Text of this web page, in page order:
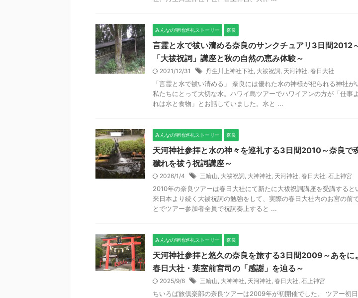
みんなの聖地巡礼ストーリー 奈良
言霊と水で祓い清める奈良のサンクチュアリ3日間2012
「大祓祝詞」講座と秋の自然の恵み体験～
2021/12/31 丹生川上神社下社, 大祓祝詞, 天河神社, 春日大社
「言霊と水で祓い清める」 奈良には優れた水の神様が祀られる神社が
私たちにとって大切な水。ハワイ島ツアーでハワイアンの方が「仕事
れは水と食物」とお話していました。水と ...
みんなの聖地巡礼ストーリー 奈良
天河神社参拝と水の神々を巡礼する3日間2010～奈良で
穢れを祓う祝詞講座～
2026/1/4 三輪山, 大祓祝詞, 大神神社, 天河神社, 春日大社, 石上神宮
2010年の奈良ツアーは春日大社にて新たに大祓祝詞講座を受講すると
来日本より続く大祓祝詞の勉強をして、実際の春日大社内のお宮の前
とでツアー参加者全員で祝詞奏上すると ...
みんなの聖地巡礼ストーリー 奈良
天河神社参拝と悠久の奈良を旅する3日間2009～あをに
春日大社・葉室前宮司の「感謝」を辿る～
2025/9/6 三輪山, 大神神社, 天河神社, 春日大社, 石上神宮
ちいろば旅倶楽部の奈良ツアーは2009年が初開催でした。 ツアー初